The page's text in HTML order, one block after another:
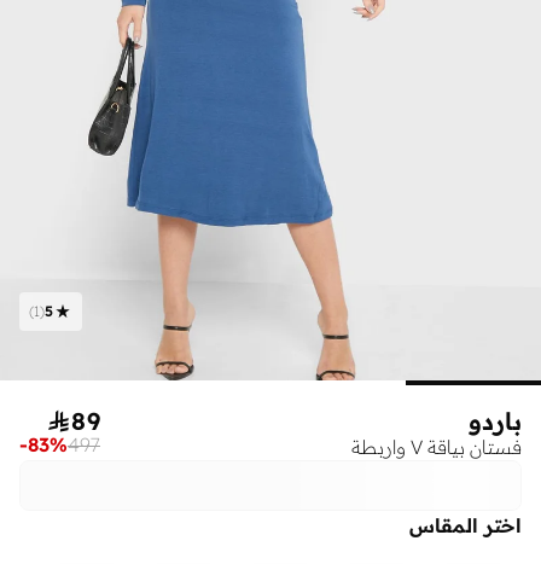
5
(
1
)
باردو
فستان بياقة V واربطة
89
497
-83%
اختر المقاس